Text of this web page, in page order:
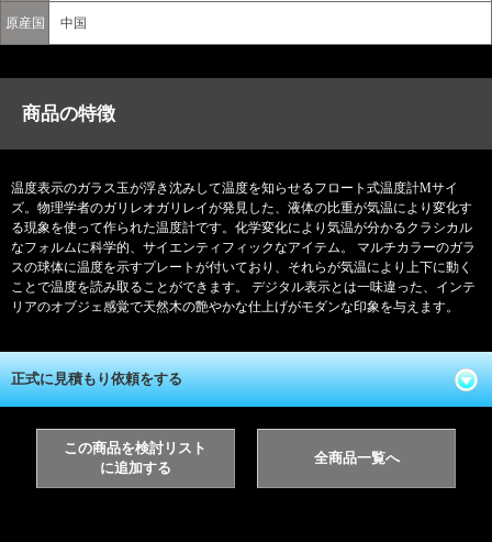
原産国 中国
商品の特徴
温度表示のガラス玉が浮き沈みして温度を知らせるフロート式温度計Mサイ
ズ。物理学者のガリレオガリレイが発見した、液体の比重が気温により変化す
る現象を使って作られた温度計です。化学変化により気温が分かるクラシカル
なフォルムに科学的、サイエンティフィックなアイテム。 マルチカラーのガラ
スの球体に温度を示すプレートが付いており、それらが気温により上下に動く
ことで温度を読み取ることができます。 デジタル表示とは一味違った、インテ
リアのオブジェ感覚で天然木の艶やかな仕上げがモダンな印象を与えます。
正式に見積もり依頼をする
この商品を検討リスト
に追加する
全商品一覧へ